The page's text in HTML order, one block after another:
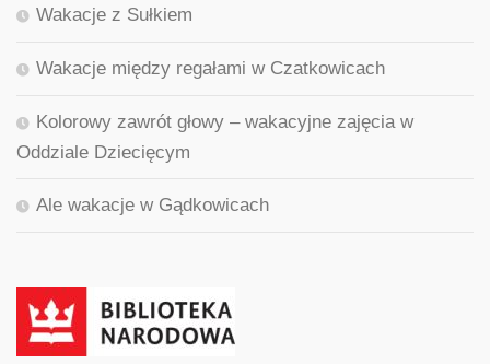
Wakacje z Sułkiem
Wakacje między regałami w Czatkowicach
Kolorowy zawrót głowy – wakacyjne zajęcia w
Oddziale Dziecięcym
Ale wakacje w Gądkowicach